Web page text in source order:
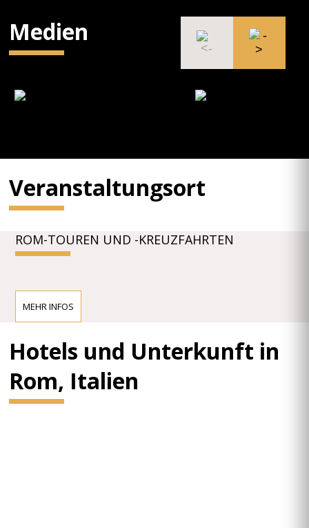
Medien
Veranstaltungsort
ROM-TOUREN UND -KREUZFAHRTEN
MEHR INFOS
Hotels und Unterkunft in
Rom, Italien